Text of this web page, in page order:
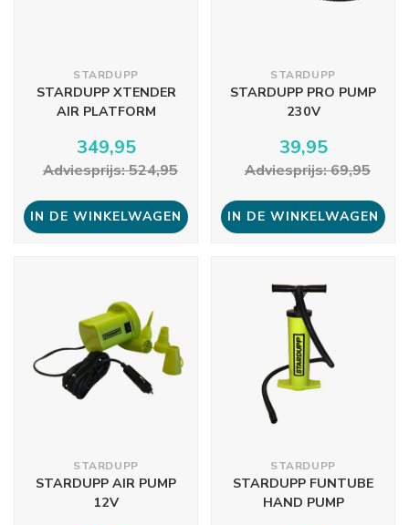
STARDUPP
STARDUPP XTENDER
AIR PLATFORM
349,95
Adviesprijs: 524,95
IN DE WINKELWAGEN
STARDUPP
STARDUPP PRO PUMP
230V
39,95
Adviesprijs: 69,95
IN DE WINKELWAGEN
STARDUPP
STARDUPP AIR PUMP
12V
STARDUPP
STARDUPP FUNTUBE
HAND PUMP